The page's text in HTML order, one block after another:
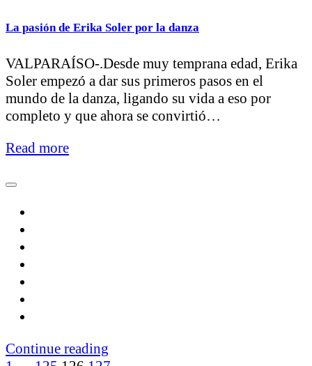
La pasión de Erika Soler por la danza
VALPARAÍSO-.Desde muy temprana edad, Erika
Soler empezó a dar sus primeros pasos en el
mundo de la danza, ligando su vida a eso por
completo y que ahora se convirtió…
Read more
Continue reading